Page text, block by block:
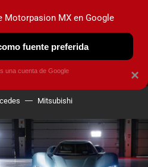
NUEVO
HOY NO CIRCULA
Mitsubishi
×
Motorpasion MX en Google
fuente preferida
una cuenta de Google